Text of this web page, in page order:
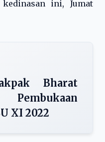
ini, Jumat
Bharat
XI 2022